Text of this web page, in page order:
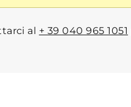
al + 39 040 965 1051